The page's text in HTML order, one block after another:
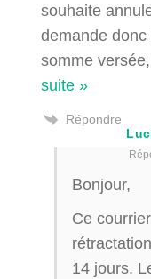
souhaite
demande
somme
suite »
Répondre
Bonjour,
Ce
14 jours.